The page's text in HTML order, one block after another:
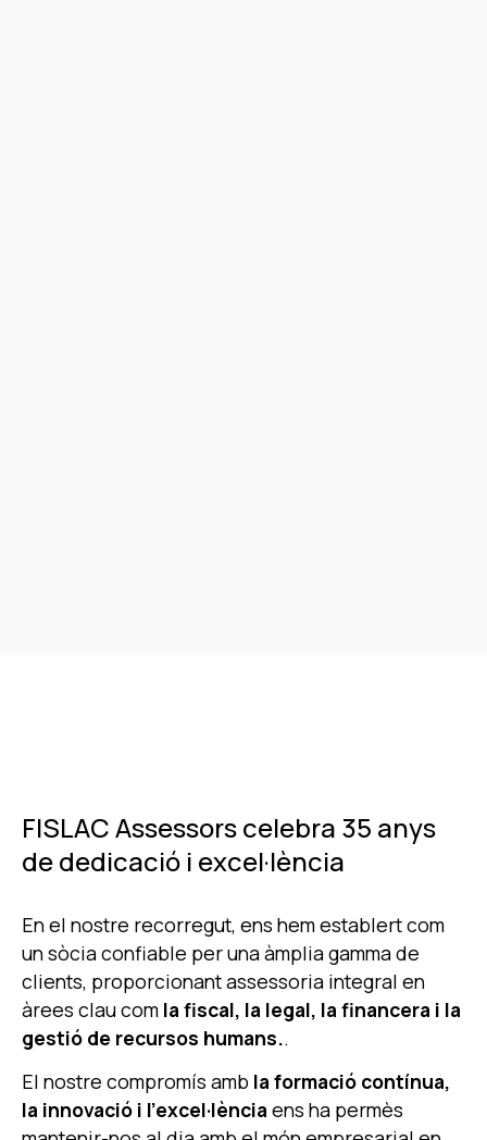
FISLAC Assessors celebra 35 anys
de dedicació i excel·lència
En el nostre recorregut, ens hem establert com
un sòcia confiable per una àmplia gamma de
clients, proporcionant assessoria integral en
àrees clau com la fiscal, la legal, la financera i la
gestió de recursos humans..
El nostre compromís amb la formació contínua,
la innovació i l'excel·lència ens ha permès